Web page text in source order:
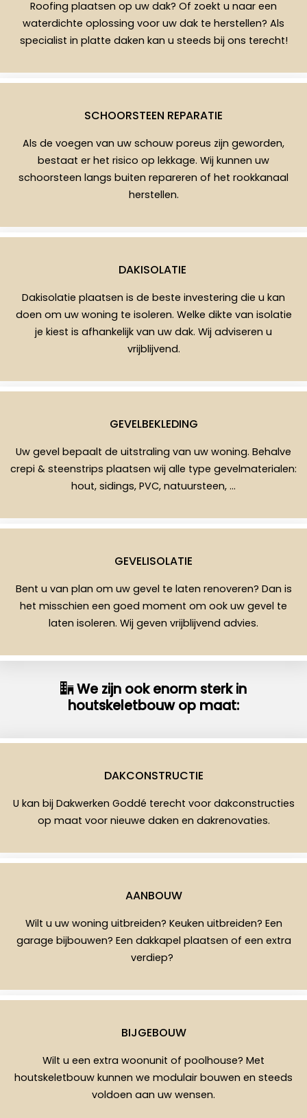
Roofing plaatsen op uw dak? Of zoekt u naar een
waterdichte oplossing voor uw dak te herstellen? Als
specialist in platte daken kan u steeds bij ons terecht!
SCHOORSTEEN REPARATIE
Als de voegen van uw schouw poreus zijn geworden,
bestaat er het risico op lekkage. Wij kunnen uw
schoorsteen langs buiten repareren of het rookkanaal
herstellen.
DAKISOLATIE
Dakisolatie plaatsen is de beste investering die u kan
doen om uw woning te isoleren. Welke dikte van isolatie
je kiest is afhankelijk van uw dak. Wij adviseren u
vrijblijvend.
GEVELBEKLEDING
Uw gevel bepaalt de uitstraling van uw woning. Behalve
crepi & steenstrips plaatsen wij alle type gevelmaterialen:
hout, sidings, PVC, natuursteen, …
GEVELISOLATIE
Bent u van plan om uw gevel te laten renoveren? Dan is
het misschien een goed moment om ook uw gevel te
laten isoleren. Wij geven vrijblijvend advies.
We zijn ook enorm sterk in
houtskeletbouw op maat:
DAKCONSTRUCTIE
U kan bij Dakwerken Goddé terecht voor dakconstructies
op maat voor nieuwe daken en dakrenovaties.
AANBOUW
Wilt u uw woning uitbreiden? Keuken uitbreiden? Een
garage bijbouwen? Een dakkapel plaatsen of een extra
verdiep?
BIJGEBOUW
Wilt u een extra woonunit of poolhouse? Met
houtskeletbouw kunnen we modulair bouwen en steeds
voldoen aan uw wensen.